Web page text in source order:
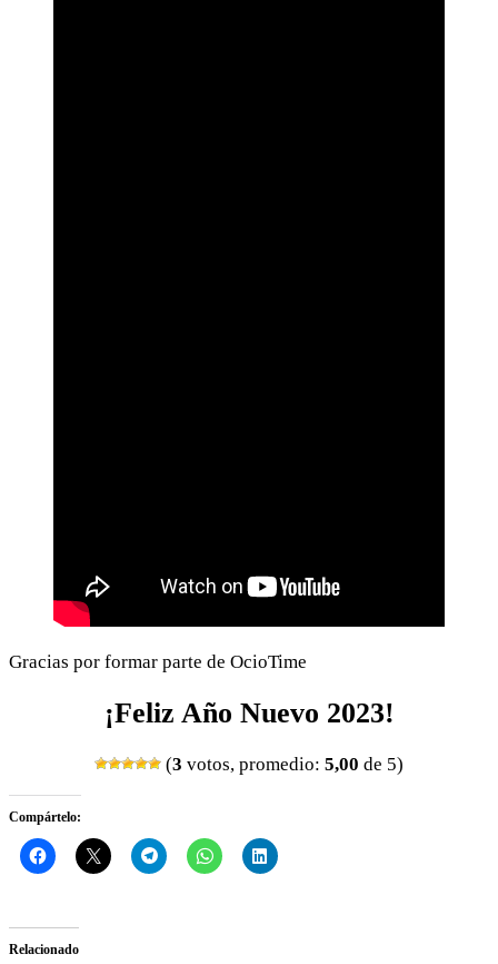
Gracias por formar parte de OcioTime
¡Feliz Año Nuevo 2023!
(3 votos, promedio: 5,00 de 5)
Compártelo:
Relacionado